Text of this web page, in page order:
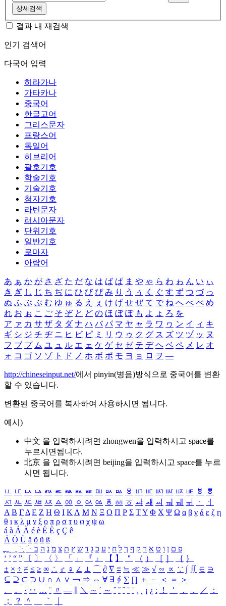
상세검색
결과 내 재검색
인기 검색어
다국어 입력
히라가나
가타카나
중국어
한글고어
그리스문자
프랑스어
독일어
히브리어
괄호기호
학술기호
기술기호
첨자기호
라틴문자
러시아문자
단위기호
일반기호
로마자
아랍어
あ ぁ か が さ ざ た だ な は ば ぱ ま や ゃ ら わ ゎ ん い ぃ
き ぎ し じ ち ぢ に ひ び ぴ み り う ぅ く ぐ す ず つ づ っ
ぬ ふ ぶ ぷ む ゆ ゅ る え ぇ け げ せ ぜ て で ね へ べ ぺ め
れ お ぉ こ ご そ ぞ と ど の ほ ぼ ぽ も よ ょ ろ を
ア ァ カ サ ザ タ ダ ナ ハ バ パ マ ヤ ャ ラ ワ ヮ ン イ ィ キ
ギ シ ジ チ ヂ ニ ヒ ビ ピ ミ リ ウ ゥ ク グ ス ズ ツ ヅ ッ ヌ
フ ブ プ ム ユ ュ ル エ ェ ケ ゲ セ ゼ テ デ ヘ ベ ペ メ レ オ
ォ コ ゴ ソ ゾ ト ド ノ ホ ボ ポ モ ヨ ョ ロ ヲ ―
http://chineseinput.net/에서 pinyin(병음)방식으로 중국어를 변환
할 수 있습니다.
변환된 중국어를 복사하여 사용하시면 됩니다.
예시)
中文 을 입력하시려면 zhongwen을 입력하시고 space를
누르시면됩니다.
北京 을 입력하시려면 beijing을 입력하시고 space를 누르
시면 됩니다.
ㅥ ㅦ ㅧ ㅨ ㅩ ㅪ ㅫ ㅬ ㅭ ㅮ ㅯ ㅰ ㅱ ㅲ ㅳ ㅴ ㅵ ㅶ ㅷ ㅸ
ㅹ
ㅺ ㅻ ㅼ ㅽ ㅾ ㅿ ㆀ ㆁ ㆂ ㆃ ㆄ ㆅ ㆆ ㆇ ㆈ ㆉ ㆊ ㆋ ㆌ ㆍ
ㆎ
Α Β ΓΔ Ε Ζ Η Θ Ι ΚΛ Μ Ν Ξ Ο Π Ρ Σ ΤΥ Φ Χ Ψ Ω α β γ δ ε ζ η
θ ι κ λ μ ν ξ ο π ρ σ τ υ φ χ ψ ω
á à Á À é è É È ç Ç ê
Ä Ö Ü ä ö ü ß
ִֶֹ ֻּ ׁׂ פ ם ן ו ט א ר ק ף ך ל ח י ע כ ג ד ש ץ ת צ מ נ ה ב
‘ ’ “ ” 〔 〕 〈 〉 「 」 『 』 【 】 ＂ （ ） ［ ］ ｛ ｝
± × ÷ ≠ ≤ ≥ ∞ ∴ ♂ ♀ ∠ ⊥ ⌒ ∂ ∇ ≡ ≒ ≪ ≫ √ ∽ ∝ ∵ ∫ ∬ ∈ ∋
⊆ ⊇ ⊂ ⊃ ∪ ∩ ∧ ∨ ￢ ⇒ ⇔ ∀ ∃ ∮ ∑ ∏ ＋ － ＜ ＝
＞
、
。 · ‥ … ¨ 〃 ― ＼ ∼ ´ ～ ˇ ˘ ˝ ˚ ˙ ¸ ¡ ¿ ː ！ ＇ ， ． ／
：
；
？ ＾ ｀